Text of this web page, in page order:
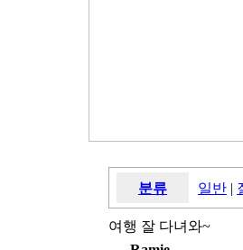
분류 일반 |
여행 잘 다녀와~